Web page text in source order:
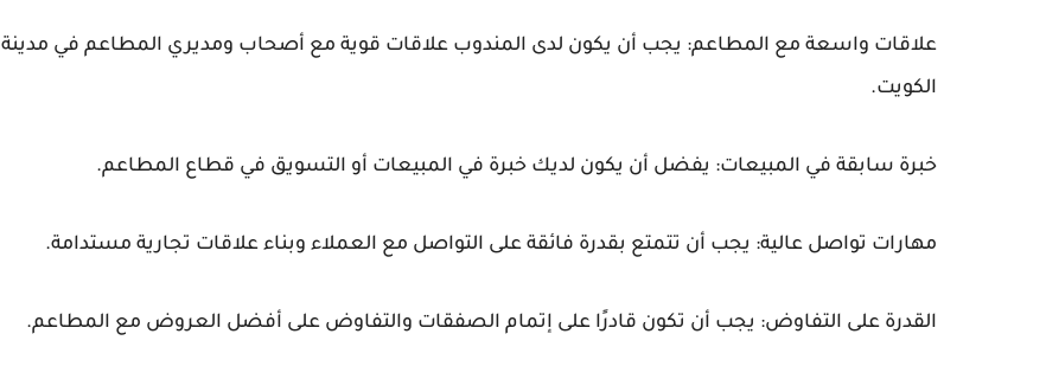
علاقات واسعة مع المطاعم: يجب أن يكون لدى المندوب علاقات قوية مع أصحاب ومديري المطاعم في مدينة
الكويت.
خبرة سابقة في المبيعات: يفضل أن يكون لديك خبرة في المبيعات أو التسويق في قطاع المطاعم.
مهارات تواصل عالية: يجب أن تتمتع بقدرة فائقة على التواصل مع العملاء وبناء علاقات تجارية مستدامة.
القدرة على التفاوض: يجب أن تكون قادرًا على إتمام الصفقات والتفاوض على أفضل العروض مع المطاعم.